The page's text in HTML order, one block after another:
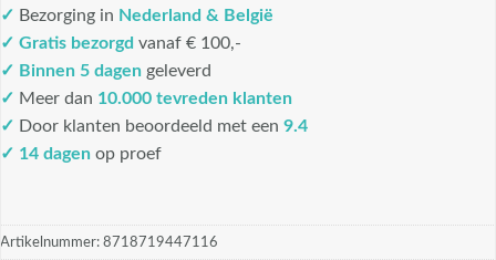
✓ Bezorging in Nederland & België
✓ Gratis bezorgd vanaf € 100,-
✓ Binnen 5 dagen geleverd
✓ Meer dan 10.000 tevreden klanten
✓ Door klanten beoordeeld met een 9.4
✓ 14 dagen op proef
Artikelnummer: 8718719447116